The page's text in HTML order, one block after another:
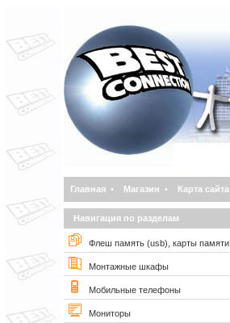
Главная • Магазин • Карта сайта
Навигация по разделам
Флеш память (usb), карты памяти
Монтажные шкафы
Мобильные телефоны
Мониторы